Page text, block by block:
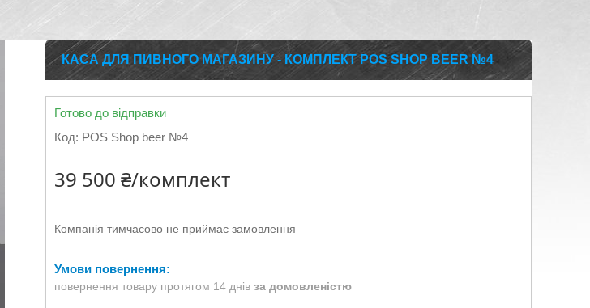
КАСА ДЛЯ ПИВНОГО МАГАЗИНУ - КОМПЛЕКТ POS SHOP BEER №4
Готово до відправки
Код: POS Shop beer №4
39 500 ₴/комплект
Компанія тимчасово не приймає замовлення
повернення товару протягом 14 днів за домовленістю